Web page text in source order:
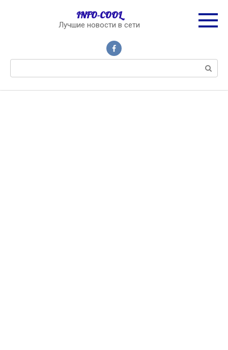
INFO-COOL
Лучшие новости в сети